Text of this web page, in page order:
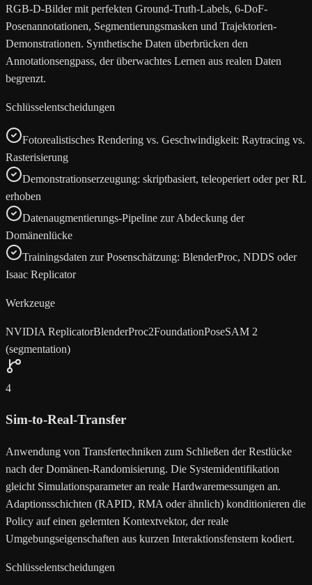
RGB-D-Bilder mit perfekten Ground-Truth-Labels, 6-DoF-
Posenannotationen, Segmentierungsmasken und Trajektorien-
Demonstrationen. Synthetische Daten überbrücken den
Annotationsengpass, der überwachtes Lernen aus realen Daten
begrenzt.
Schlüsselentscheidungen
Fotorealistisches Rendering vs. Geschwindigkeit: Raytracing vs.
Rasterisierung
Demonstrationserzeugung: skriptbasiert, teleoperiert oder per RL
erhoben
Datenaugmentierungs-Pipeline zur Abdeckung der
Domänenlücke
Trainingsdaten zur Posenschätzung: BlenderProc, NDDS oder
Isaac Replicator
Werkzeuge
NVIDIA ReplicatorBlenderProc2FoundationPoseSAM 2
(segmentation)
4
Sim-to-Real-Transfer
Anwendung von Transfertechniken zum Schließen der Restlücke
nach der Domänen-Randomisierung. Die Systemidentifikation
gleicht Simulationsparameter an reale Hardwaremessungen an.
Adaptionsschichten (RAPID, RMA oder ähnlich) konditionieren die
Policy auf einen gelernten Kontextvektor, der reale
Umgebungseigenschaften aus kurzen Interaktionsfenstern kodiert.
Schlüsselentscheidungen